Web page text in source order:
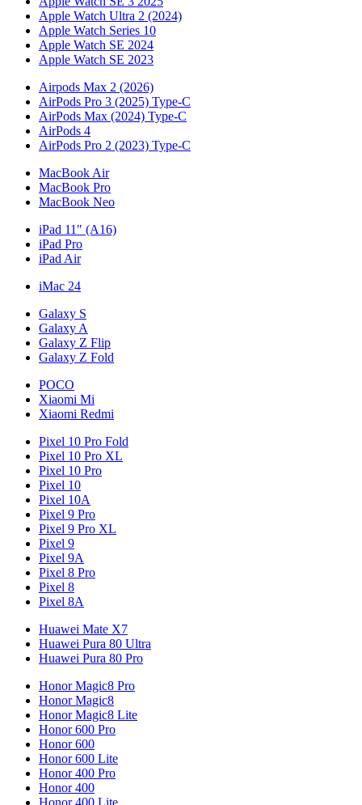
Apple Watch Ultra 2 (2024)
Apple Watch Series 10
Apple Watch SE 2024
Apple Watch SE 2023
Airpods Max 2 (2026)
AirPods Pro 3 (2025) Type-C
AirPods Max (2024) Type-C
AirPods 4
AirPods Pro 2 (2023) Type-C
MacBook Air
MacBook Pro
MacBook Neo
iPad 11" (A16)
iPad Pro
iPad Air
iMac 24
Galaxy S
Galaxy A
Galaxy Z Flip
Galaxy Z Fold
POCO
Xiaomi Mi
Xiaomi Redmi
Pixel 10 Pro Fold
Pixel 10 Pro XL
Pixel 10 Pro
Pixel 10
Pixel 10A
Pixel 9 Pro
Pixel 9 Pro XL
Pixel 9
Pixel 9A
Pixel 8 Pro
Pixel 8
Pixel 8A
Huawei Mate X7
Huawei Pura 80 Ultra
Huawei Pura 80 Pro
Honor Magic8 Pro
Honor Magic8
Honor Magic8 Lite
Honor 600 Pro
Honor 600
Honor 600 Lite
Honor 400 Pro
Honor 400
Honor 400 Lite